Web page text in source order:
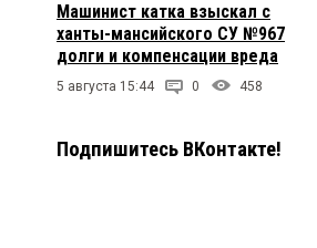
Машинист катка взыскал с
ханты-мансийского СУ №967
долги и компенсации вреда
5 августа 15:44 0 458
Подпишитесь ВКонтакте!